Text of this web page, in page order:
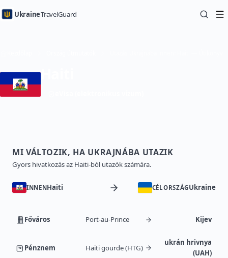
UkraineTravelGuard
MI VÁLTOZIK, HA UKRAJNÁBA UTAZIK
Gyors hivatkozás az Haiti-ból utazók számára.
INNENHaiti CÉLORSZÁGUkraine
Főváros Port-au-Prince Kijev
Pénznem Haiti gourde (HTG)
ukrán hrivnya
(UAH)